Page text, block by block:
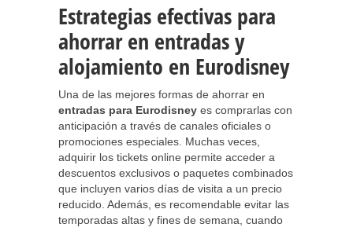
Estrategias efectivas para
ahorrar en entradas y
alojamiento en Eurodisney
Una de las mejores formas de ahorrar en
entradas para Eurodisney es comprarlas con
anticipación a través de canales oficiales o
promociones especiales. Muchas veces,
adquirir los tickets online permite acceder a
descuentos exclusivos o paquetes combinados
que incluyen varios días de visita a un precio
reducido. Además, es recomendable evitar las
temporadas altas y fines de semana, cuando